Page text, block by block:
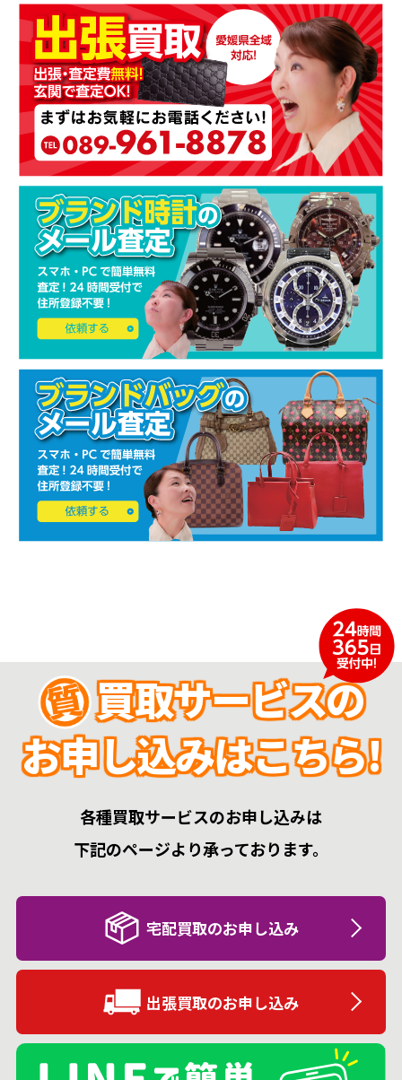
買取サービスの
お申し込みはこちら!
各種買取サービスのお申し込みは
下記のページより承っております。
宅配買取のお申し込み
出張買取のお申し込み